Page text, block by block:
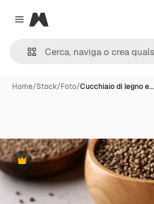
Close menu
Magnific
Home/Stock/Foto/Cucchiaio di legno e…
Premium